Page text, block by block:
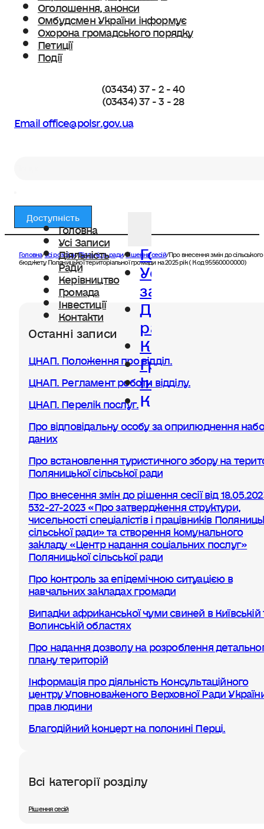
Оголошення, анонси
Омбудсмен України інформує
Охорона громадського порядку
Петиції
Події
(03434) 37 - 2 - 40
(03434) 37 - 3 - 28
Email office@polsr.gov.ua
Головна
Усі Записи
Діяльність
Ради
Керівництво
Громада
Інвестиції
Контакти
Головна
Усі
записи
Діяльність
ради
Керівництво
Громада
Інвестиції
Контакти
Доступність
Головна/Усі розділи/Діяльність ради/Рішення сесій/Про внесення змін до сільського
бюджету Поляницької територіальної громади на 2025 рік ( Код 95560000000)
Останні записи
ЦНАП. Положення про відділ.
ЦНАП. Регламент роботи відділу.
ЦНАП. Перелік послуг.
Про відповідальну особу за оприлюднення
даних
Про встановлення туристичного збору на
Поляницької сільської ради
Про внесення змін до рішення сесії від
532-27-2023 «Про затвердження структури,
чисельності спеціалістів і працівників
сільської ради» та створення комунального
закладу «Центр надання соціальних послуг»
Поляницької сільської ради
Про контроль за епідемічною ситуацією в
навчальних закладах громади
Випадки африканської чуми свиней в Київській
Волинській областях
Про надання дозволу на розроблення
плану територій
Інформація про діяльність Консультаційного
центру Уповноваженого Верховної Ради
прав людини
Благодійний концерт на полонині Перці.
Всі категорії розділу
Рішення сесій